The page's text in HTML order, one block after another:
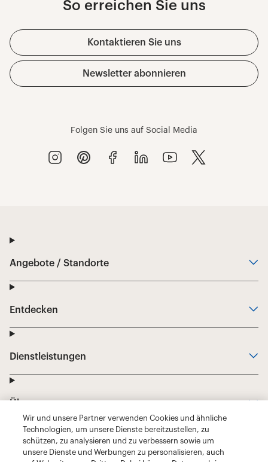
Wir und unsere Partner verwenden Cookies und ähnliche
Technologien, um unsere Dienste bereitzustellen, zu
schützen, zu analysieren und zu verbessern sowie um
unsere Dienste und Werbungen zu personalisieren, auch